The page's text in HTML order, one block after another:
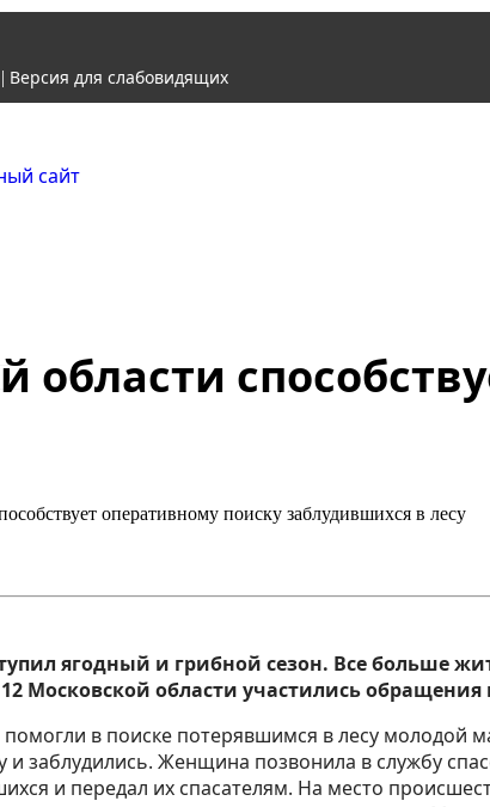
| Версия для слабовидящих
области
оперативному поиску заблудившихся в лесу
ягодный и грибной сезон. Все больше
Московской области участились
в поиске потерявшимся в лесу молодой
и заблудились. Женщина позвонила в службу
и передал их спасателям. На место